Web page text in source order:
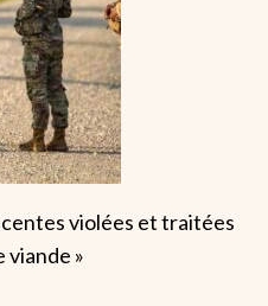
violées et traitées
viande »